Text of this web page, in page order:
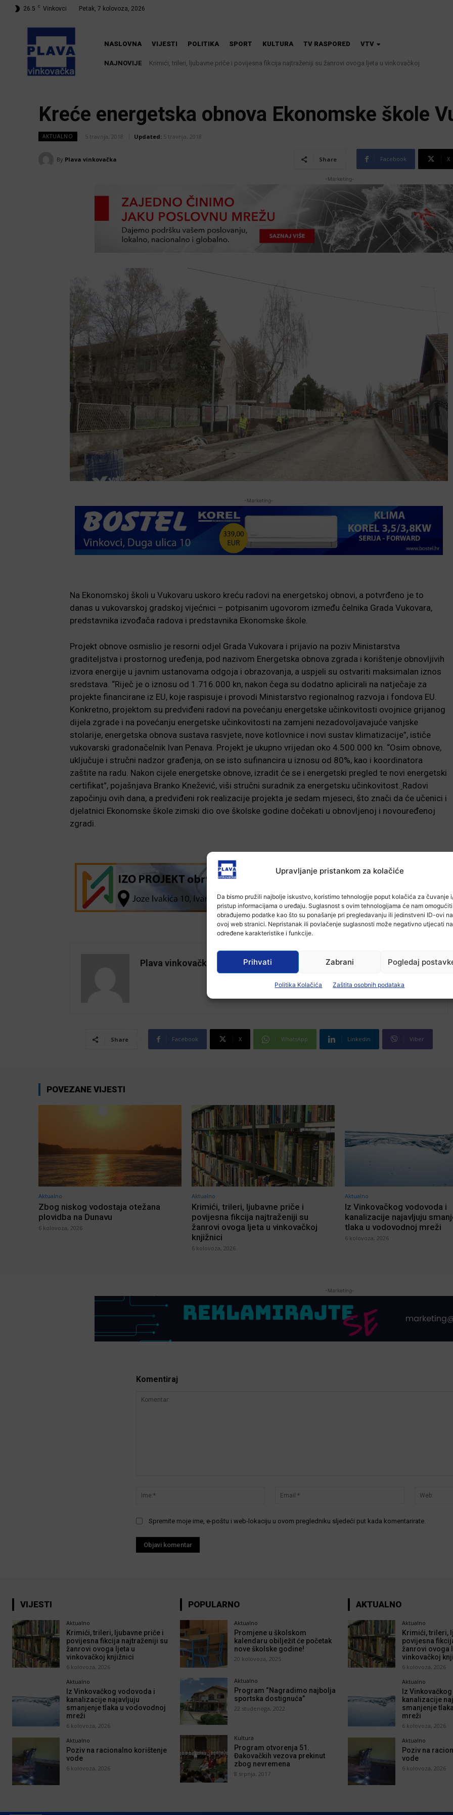
Upravljanje pristankom za kolačiće
Da bismo pružili najbolje iskustvo, koristimo tehnologije poput kolačića za čuvanje
pristup informacijama o uređaju. Suglasnost s ovim tehnologijama će nam
obrađujemo podatke kao što su ponašanje pri pregledavanju ili jedinstveni ID-ovi na
ovoj web stranici. Nepristanak ili povlačenje suglasnosti može negativno utjecati na
određene karakteristike i funkcije.
Prihvati Zabrani Pogledaj
Politika Kolačića Zaštita osobnih podataka
26.5 C Vinkovci Petak, 7 kolovoza, 2026
NASLOVNA VIJESTI POLITIKA SPORT KULTURA TV RASPORED VTV
NAJNOVIJE
Krimići, trileri, ljubavne priče i povijesna fikcija najtraženiji su žanrovi ovoga ljeta u vinkovačkoj
Iz Vinkovačkog vodovoda i kanalizacije najavljuju smanjenje tlaka u vodovodnoj mreži
Kreće energetska obnova Ekonomske škole
AKTUALNO 5 travnja, 2018 Updated: 5 travnja, 2018
By Plava vinkovačka Share Facebook X
-Marketing-
-Marketing-
Na Ekonomskoj školi u Vukovaru uskoro kreću radovi na energetskoj obnovi, a potvrđeno je to
danas u vukovarskoj gradskoj vijećnici – potpisanim ugovorom između čelnika Grada Vukovara,
predstavnika izvođača radova i predstavnika Ekonomske škole.
Projekt obnove osmislio je resorni odjel Grada Vukovara i prijavio na poziv Ministarstva
graditeljstva i prostornog uređenja, pod nazivom Energetska obnova zgrada i korištenje obnovljivih
izvora energije u javnim ustanovama odgoja i obrazovanja, a uspjeli su ostvariti maksimalan iznos
sredstava. “Riječ je o iznosu od 1.716.000 kn, nakon čega su dodatno aplicirali na natječaje za
projekte financirane iz EU, koje raspisuje i provodi Ministarstvo regionalnog razvoja i fondova EU.
Konkretno, projektom su predviđeni radovi na povećanju energetske učinkovitosti ovojnice grijanog
dijela zgrade i na povećanju energetske učinkovitosti na zamjeni nezadovoljavajuće vanjske
stolarije, energetska obnova sustava rasvjete, nove kotlovnice i novi sustav klimatizacije”, ističe
vukovarski gradonačelnik Ivan Penava. Projekt je ukupno vrijedan oko 4.500.000 kn. “Osim obnove,
uključuje i stručni nadzor građenja, on se isto sufinancira u iznosu od 80%, kao i koordinatora
zaštite na radu. Nakon cijele energetske obnove, izradit će se i energetski pregled te novi energetski
certifikat”, pojašnjava Branko Knežević, viši stručni suradnik za energetsku učinkovitost. Radovi
započinju ovih dana, a predviđeni rok realizacije projekta je sedam mjeseci, što znači da će učenici i
djelatnici Ekonomske škole zimski dio ove školske godine dočekati u obnovljenoj i novouređenoj
zgradi.
Plava vinkovačka
Share Facebook X WhatsApp Linkedin Viber
POVEZANE VIJESTI
Aktualno
Zbog niskog vodostaja otežana
plovidba na Dunavu
6 kolovoza, 2026
Aktualno
Krimići, trileri, ljubavne priče i
povijesna fikcija najtraženiji su
žanrovi ovoga ljeta u vinkovačkoj
knjižnici
6 kolovoza, 2026
Aktualno
Iz Vinkovačkog vodovoda i
kanalizacije najavljuju
tlaka u vodovodnoj mreži
6 kolovoza, 2026
-Marketing-
Komentiraj
Ime:*
Email:*
Spremite moje ime, e-poštu i web-lokaciju u ovom pregledniku sljedeći put kada komentarirate.
VIJESTI
Aktualno
Krimići, trileri, ljubavne priče i
povijesna fikcija najtraženiji su
žanrovi ovoga ljeta u
vinkovačkoj knjižnici
6 kolovoza, 2026
Aktualno
Iz Vinkovačkog vodovoda i
kanalizacije najavljuju
smanjenje tlaka u vodovodnoj
mreži
6 kolovoza, 2026
Aktualno
Poziv na racionalno korištenje
vode
6 kolovoza, 2026
POPULARNO
Aktualno
Promjene u školskom
kalendaru obilježit će početak
nove školske godine!
20 kolovoza, 2025
Aktualno
Program “Nagradimo najbolja
sportska dostignuća”
22 studenoga, 2022
Kultura
Program otvorenja 51.
Đakovačkih vezova prekinut
zbog nevremena
8 srpnja, 2017
AKTUALNO
Aktualno
Krimići, trileri,
povijesna
žanrovi ovoga
vinkovačkoj
6 kolovoza, 2026
Aktualno
Iz
kanalizacije
smanjenje
mreži
6 kolovoza, 2026
Aktualno
Poziv na
vode
6 kolovoza, 2026